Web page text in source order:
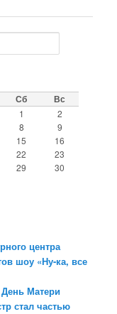
Сб Вс
1
2
8
9
15
16
22
23
29
30
центра
шоу «Ну-ка, все
День Матери
стал частью